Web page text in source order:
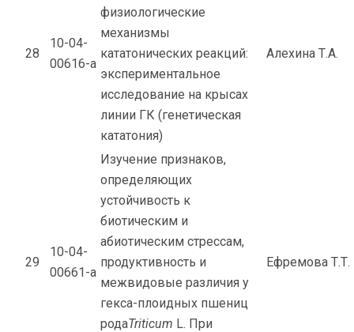
28
10-04-
00616-а
физиологические
механизмы
кататонических реакций:
экспериментальное
исследование на крысах
линии ГК (генетическая
кататония)
Алехина Т.А.
29
10-04-
00661-а
Изучение признаков,
определяющих
устойчивость к
биотическим и
абиотическим стрессам,
продуктивность и
межвидовые различия у
гекса-плоидных пшениц
родаTriticum L. При
Ефремова Т.Т.